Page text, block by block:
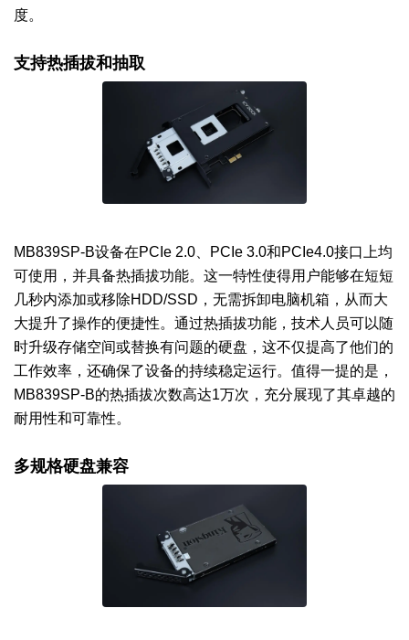
度。
支持热插拔和抽取
MB839SP-B设备在PCIe 2.0、PCIe 3.0和PCIe4.0接口上均
可使用，并具备热插拔功能。这一特性使得用户能够在短短
几秒内添加或移除HDD/SSD，无需拆卸电脑机箱，从而大
大提升了操作的便捷性。通过热插拔功能，技术人员可以随
时升级存储空间或替换有问题的硬盘，这不仅提高了他们的
工作效率，还确保了设备的持续稳定运行。值得一提的是，
MB839SP-B的热插拔次数高达1万次，充分展现了其卓越的
耐用性和可靠性。
多规格硬盘兼容